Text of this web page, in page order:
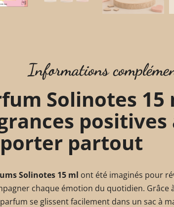
Informations
Solinotes 15
positives
partout
Solinotes 15 ml ont été imaginés pour
chaque émotion du quotidien. Grâce
se glissent facilement dans un sac à